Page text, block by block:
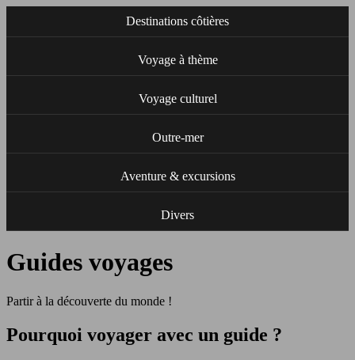
Destinations côtières
Voyage à thème
Voyage culturel
Outre-mer
Aventure & excursions
Divers
Guides voyages
Partir à la découverte du monde !
Pourquoi voyager avec un guide ?